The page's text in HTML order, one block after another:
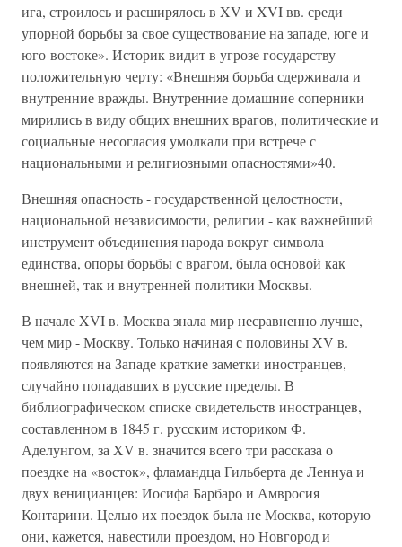
ига, строилось и расширялось в XV и XVI вв. среди
упорной борьбы за свое существование на западе, юге и
юго-востоке». Историк видит в угрозе государству
положительную черту: «Внешняя борьба сдерживала и
внутренние вражды. Внутренние домашние соперники
мирились в виду общих внешних врагов, политические и
социальные несогласия умолкали при встрече с
национальными и религиозными опасностями»40.
Внешняя опасность - государственной целостности,
национальной независимости, религии - как важнейший
инструмент объединения народа вокруг символа
единства, опоры борьбы с врагом, была основой как
внешней, так и внутренней политики Москвы.
В начале XVI в. Москва знала мир несравненно лучше,
чем мир - Москву. Только начиная с половины XV в.
появляются на Западе краткие заметки иностранцев,
случайно попадавших в русские пределы. В
библиографическом списке свидетельств иностранцев,
составленном в 1845 г. русским историком Ф.
Аделунгом, за XV в. значится всего три рассказа о
поездке на «восток», фламандца Гильберта де Леннуа и
двух веницианцев: Иосифа Барбаро и Амвросия
Контарини. Целью их поездок была не Москва, которую
они, кажется, навестили проездом, но Новгород и